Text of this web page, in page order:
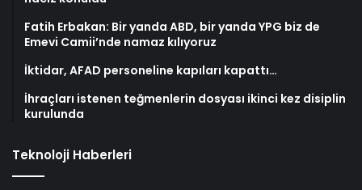
Fatih Erbakan: Bir yanda ABD, bir yanda YPG biz de
Emevi Camii’nde namaz kılıyoruz
İktidar, AFAD personeline kapıları kapattı…
İhraçları istenen teğmenlerin dosyası ikinci kez disiplin
kurulunda
Teknoloji Haberleri